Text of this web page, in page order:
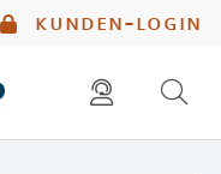
kunden-login